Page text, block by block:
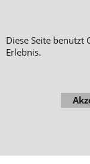
Diese Seite benutzt
Erlebnis.